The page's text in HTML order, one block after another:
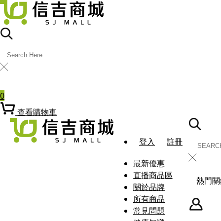
╳
0
查看購物車
登入
註冊
最新優惠
直播商品區
關於品牌
所有商品
常見問題
╳
熱門